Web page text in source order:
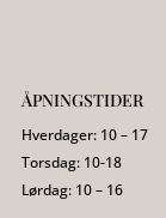
ÅPNINGSTIDER
Hverdager: 10 – 17
Torsdag: 10-18
Lørdag: 10 – 16